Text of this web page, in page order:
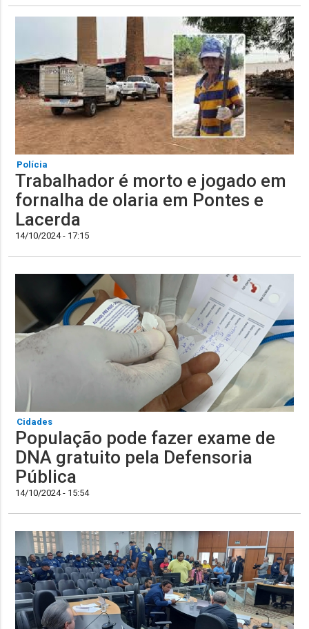
Polícia
Trabalhador é morto e jogado em
fornalha de olaria em Pontes e
Lacerda
14/10/2024 - 17:15
Cidades
População pode fazer exame de
DNA gratuito pela Defensoria
Pública
14/10/2024 - 15:54